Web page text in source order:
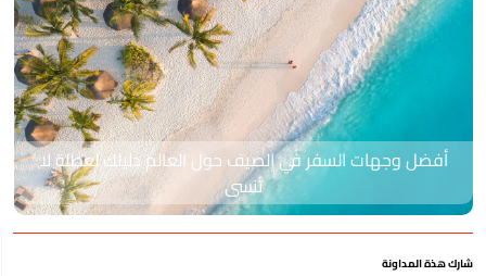
أفضل وجهات السفر في الصيف حول العالم دليلك لعطلة لا
تُنسى
هذة المداونة